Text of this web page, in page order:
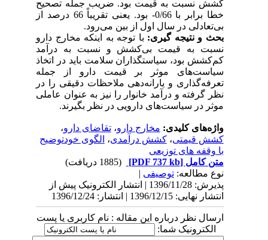
کشش نسبت به قیمت بود. ضریب جمله تصحیح
خطا برابر با 0/66- بود. یعنی تقریباً 66 درصد از
بی‌تعادلی در سال اول از بین می‌رود.
بحث و نتیجه گیری:با توجه به اینکه مخارج دارو
نسبت به قیمت بی‌کشش و نسبت به درآمد
کم‌کشش بود، سیاستگذاران سلامت باید در اتخاذ
سیاست‌های موثر بر قیمت دارو از جمله
تعرفه‌گذاری و یارانه‌دهی ملاحظات دقیقی را در
نظر گرفته و درآمد خانوار را نیز به عنوان عاملی
موثر در سیاست‌های دارویی در نظر بگیرند.
واژه‌های کلیدی:مخارج دارو ،تقاضای دارو ،
کشش قیمتی،کشش درآمدی،الگوی خودتوضیح
با وقفه های توزیعی
متن کامل[PDF 737 kb]
نوع مطالعه:توصیفی|
پذیرش: 1396/11/28 | انتشار الکترونیک پیش از
انتشار نهایی: 1396/12/15 | انتشار: 1396/12/24
ارسال نظر درباره این مقاله : نام کاربری یا پست
الکترونیک شما: